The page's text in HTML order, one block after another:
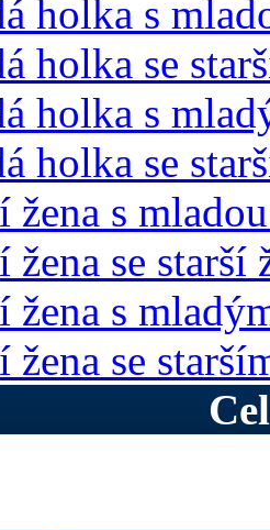
holka s
holka se
holka s
holka se
žena s
žena se starší
žena s
žena se